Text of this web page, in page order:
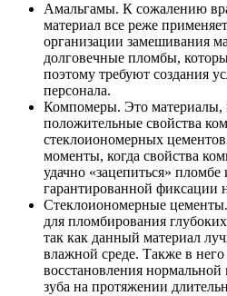
Амальгамы. К сожалению
материал все реже
организации замешивания
долговечные пломбы,
поэтому требуют создания
персонала.
Компомеры. Это материалы,
положительные свойства
стеклоиономерных
моменты, когда свойства
удачно «зацепиться»
гарантированной фиксации
Стеклоиономерные
для пломбирования
так как данный материал
влажной среде. Также в
восстановления
зуба на протяжении